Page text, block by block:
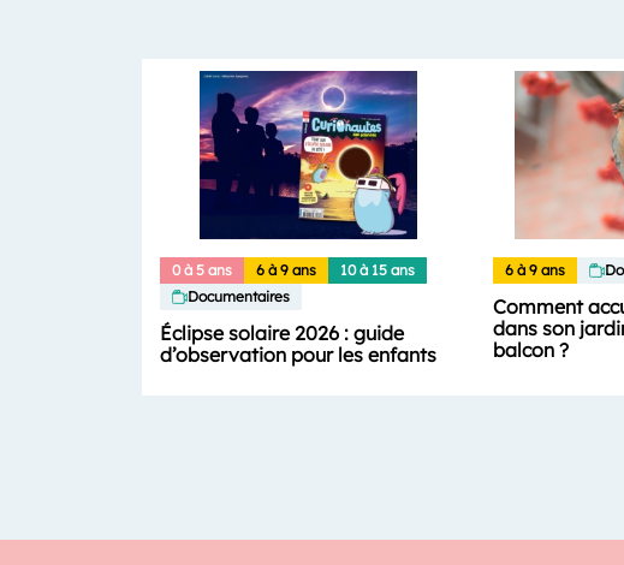
0 à 5 ans 6 à 9 ans
10 à 15 ans
Documentaires
Éclipse solaire 2026 : guide
d’observation pour les enfants
6 à 9 ans
Comment
dans son
balcon ?